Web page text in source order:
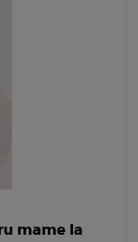
mame la